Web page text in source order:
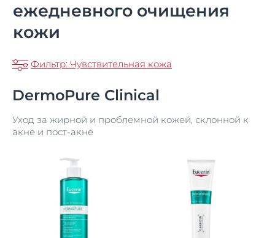
ежедневного очищения
кожи
Фильтр: Чувствительная кожа
DermoPure Clinical
Уход за жирной и проблемной кожей, склонной к
акне и пост-акне